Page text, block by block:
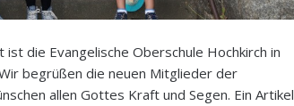
die Evangelische Oberschule Hochkirch in
begrüßen die neuen Mitglieder der
allen Gottes Kraft und Segen. Ein Artikel